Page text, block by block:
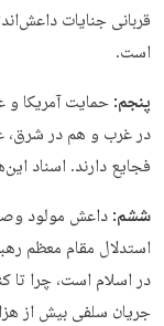
قربانی جنایات
است.
پنجم:حمایت آمریکا و
در غرب و هم در شرق،
فجایع دارند. اسناد
ششم:داعش مولود
استدلال مقام معظم
جریان سلفی بیش از